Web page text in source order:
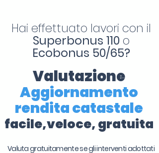
Hai effettuato lavori con il
Superbonus 110 o
Ecobonus 50/65?
Valutazione
Aggiornamento
rendita catastale
facile,veloce, gratuita
Valuta gratuitamente se gli interventi adottati